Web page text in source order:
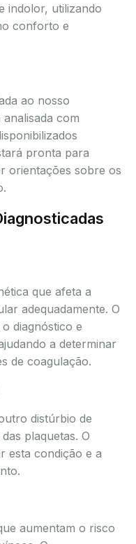
indolor, utilizando
conforto e
ao nosso
com
pronta para
orientações sobre os
que afeta a
adequadamente. O
diagnóstico e
a determinar
de coagulação.
distúrbio de
plaquetas. O
esta condição e a
aumentam o risco